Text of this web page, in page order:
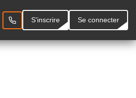
S'inscrire
S'inscrire
Se connecter
Se connecter